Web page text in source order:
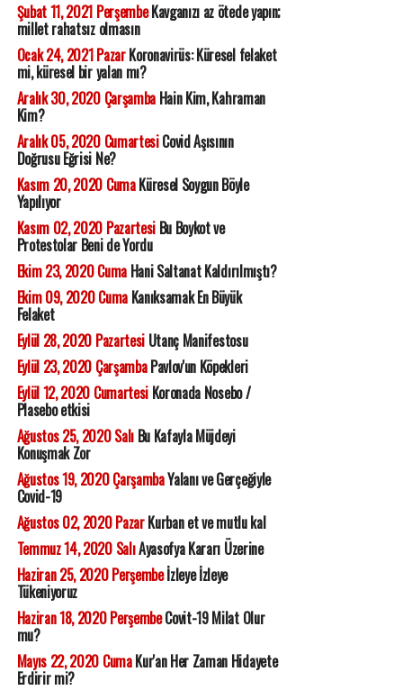
Şubat 11, 2021 PerşembeKavganızı az ötede yapın;
millet rahatsız olmasın
Ocak 24, 2021 PazarKoronavirüs: Küresel felaket
mi, küresel bir yalan mı?
Aralık 30, 2020 ÇarşambaHain Kim, Kahraman
Kim?
Aralık 05, 2020 CumartesiCovid Aşısının
Doğrusu Eğrisi Ne?
Kasım 20, 2020 CumaKüresel Soygun Böyle
Yapılıyor
Kasım 02, 2020 PazartesiBu Boykot ve
Protestolar Beni de Yordu
Ekim 23, 2020 CumaHani Saltanat Kaldırılmıştı?
Ekim 09, 2020 CumaKanıksamak En Büyük
Felaket
Eylül 28, 2020 PazartesiUtanç Manifestosu
Eylül 23, 2020 ÇarşambaPavlov'un Köpekleri
Eylül 12, 2020 CumartesiKoronada Nosebo /
Plasebo etkisi
Ağustos 25, 2020 SalıBu Kafayla Müjdeyi
Konuşmak Zor
Ağustos 19, 2020 ÇarşambaYalanı ve Gerçeğiyle
Covid-19
Ağustos 02, 2020 PazarKurban et ve mutlu kal
Temmuz 14, 2020 SalıAyasofya Kararı Üzerine
Haziran 25, 2020 Perşembeİzleye İzleye
Tükeniyoruz
Haziran 18, 2020 PerşembeCovit-19 Milat Olur
mu?
Mayıs 22, 2020 CumaKur'an Her Zaman Hidayete
Erdirir mi?